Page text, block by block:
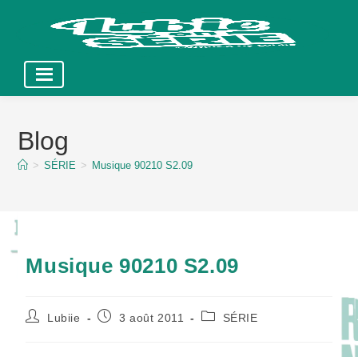
contentBlog
> SÉRIE > Musique 90210 S2.09
Musique 90210 S2.09
Auteur/autrice
Lubiie
Publication
3 août 2011
PostSÉRIE